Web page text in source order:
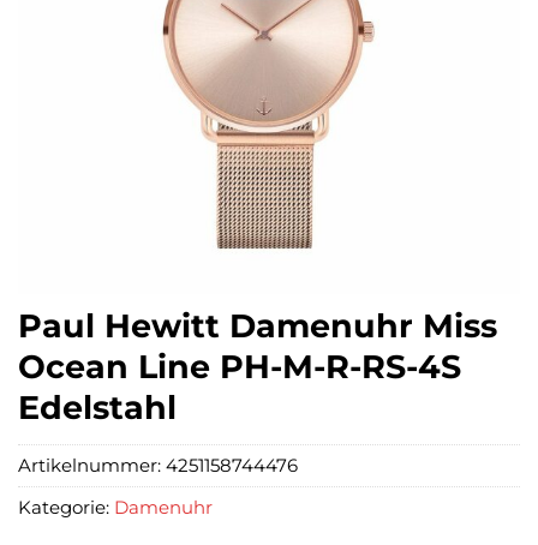
Paul Hewitt Damenuhr Miss
Ocean Line PH-M-R-RS-4S
Edelstahl
Artikelnummer: 4251158744476
Kategorie: Damenuhr